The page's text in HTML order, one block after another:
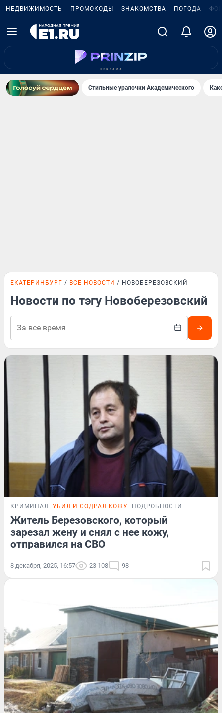
НЕДВИЖИМОСТЬ ПРОМОКОДЫ ЗНАКОМСТВА ПОГОДА
Стильные уралочки Академического
ЕКАТЕРИНБУРГ ВСЕ НОВОСТИ НОВОБЕРЕЗОВСКИЙ
Новости по тэгу Новоберезовский
КРИМИНАЛ УБИЛ И СОДРАЛ КОЖУ ПОДРОБНОСТИ
Житель Березовского, который
зарезал жену и снял с нее кожу,
отправился на СВО
8 декабря, 2025, 16:57 23 108 98